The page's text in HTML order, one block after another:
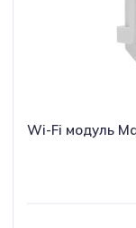
Wi-Fi модуль